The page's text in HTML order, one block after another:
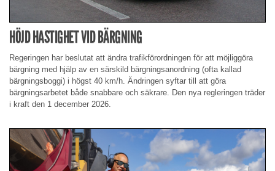
HÖJD HASTIGHET VID BÄRGNING
Regeringen har beslutat att ändra trafikförordningen för att möjliggöra
bärgning med hjälp av en särskild bärgningsanordning (ofta kallad
bärgningsboggi) i högst 40 km/h. Ändringen syftar till att göra
bärgningsarbetet både snabbare och säkrare. Den nya regleringen träder
i kraft den 1 december 2026.